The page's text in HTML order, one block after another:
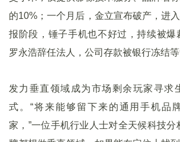
的10%；一个月后，金立宣布破产，进
报阶段，锤子手机也不好过，持续被爆
罗永浩辞任法人，公司存款被银行冻结等
发力垂直领域成为市场剩余玩家寻求
式。“将来能够留下来的通用手机品
家，”一位手机行业人士对全天候科技分